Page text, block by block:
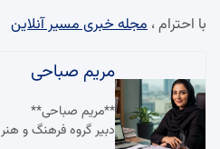
با احترام ، مجله خبری مسیر آنلاین
مریم صباحی
**مریم صباحی**
دبیر گروه فرهنگ و هنر